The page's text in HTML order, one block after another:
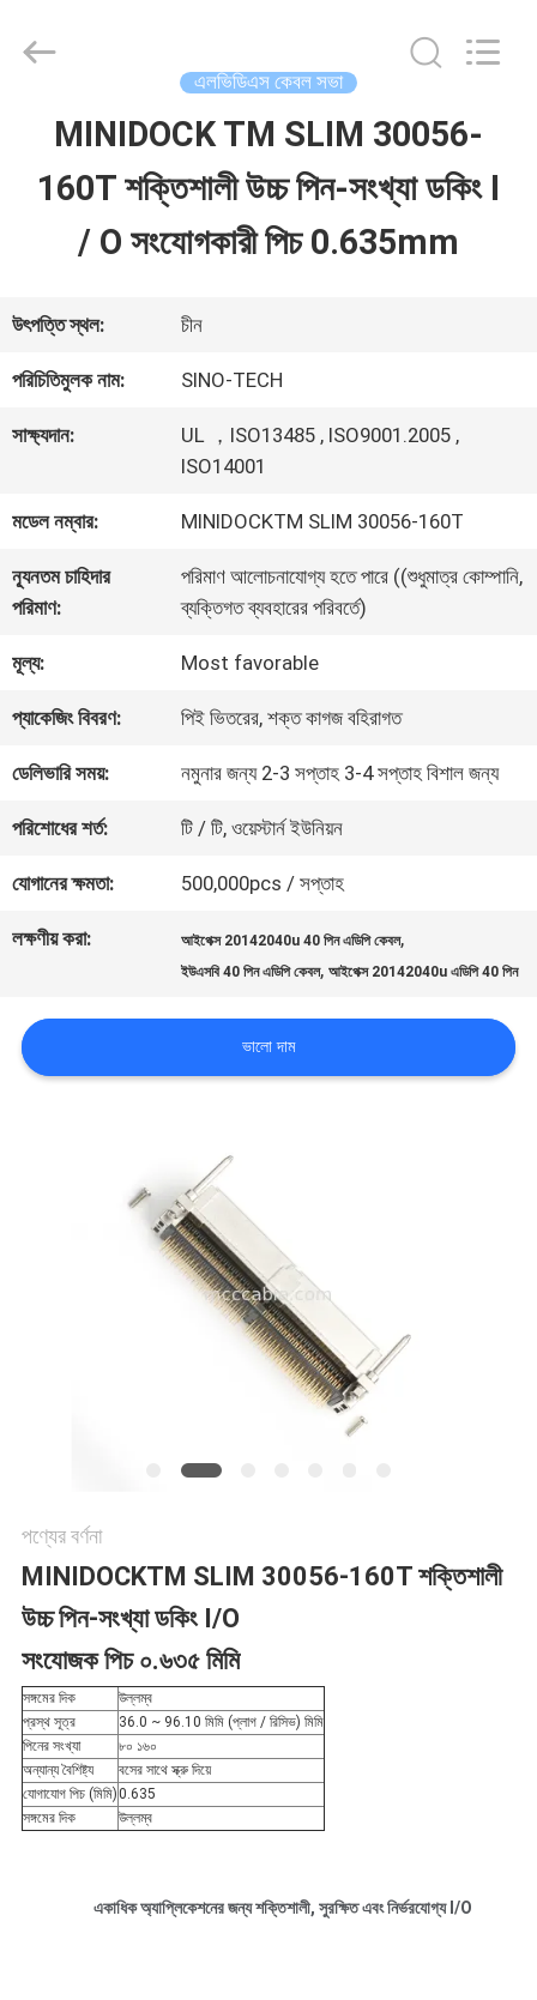
ভিডিও
আমাদের
সম্বন্ধে
কারখানা
পরিদর্শন
গুণমান
নিয়ন্ত্রণ
আমাদের
সাথে
যোগাযোগ
খবর
গোপনীয়তা
নীতি
Media
Reserved.
এলভিডিএস কেবল সভা
MINIDOCK TM SLIM 30056-
160T শক্তিশালী উচ্চ পিন-সংখ্যা ডকিং I
/ O সংযোগকারী পিচ 0.635mm
উৎপত্তি স্থল: চীন
পরিচিতিমুলক নাম: SINO-TECH
সাক্ষ্যদান:
UL ，ISO13485 , ISO9001.2005 ,
ISO14001
মডেল নম্বার: MINIDOCKTM SLIM 30056-160T
ন্যূনতম চাহিদার
পরিমাণ:
পরিমাণ আলোচনাযোগ্য হতে পারে ((শুধুমাত্র কোম্পানি,
ব্যক্তিগত ব্যবহারের পরিবর্তে)
মূল্য: Most favorable
প্যাকেজিং বিবরণ: পিই ভিতরের, শক্ত কাগজ বহিরাগত
ডেলিভারি সময়: নমুনার জন্য 2-3 সপ্তাহ 3-4 সপ্তাহ বিশাল জন্য
পরিশোধের শর্ত: টি / টি, ওয়েস্টার্ন ইউনিয়ন
যোগানের ক্ষমতা: 500,000pcs / সপ্তাহ
লক্ষণীয় করা: আইপেক্স 20142040u 40 পিন এডিপি কেবল,
ইউএসবি 40 পিন এডিপি কেবল,আইপেক্স 20142040u এডিপি 40 পিন
ভালো দাম
পণ্যের বর্ণনা
MINIDOCKTM SLIM 30056-160T শক্তিশালী
উচ্চ পিন-সংখ্যা ডকিং I/O
সংযোজক পিচ ০.৬৩৫ মিমি
সঙ্গমের দিক
উল্লম্ব
প্রস্থ সূত্র
36.0 ~ 96.10 মিমি (প্লাগ / রিসিভ) মিমি
পিনের সংখ্যা
৮০ ১৬০
অন্যান্য বৈশিষ্ট্য
বসের সাথে স্ক্রু দিয়ে
যোগাযোগ পিচ (মিমি)0.635
সঙ্গমের দিক
উল্লম্ব
একাধিক অ্যাপ্লিকেশনের জন্য শক্তিশালী, সুরক্ষিত এবং নির্ভরযোগ্য I/O